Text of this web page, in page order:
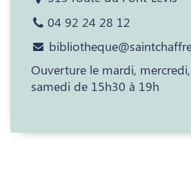
04 92 24 28 12
Ouverture le mardi,
samedi de 15h30 à 19h